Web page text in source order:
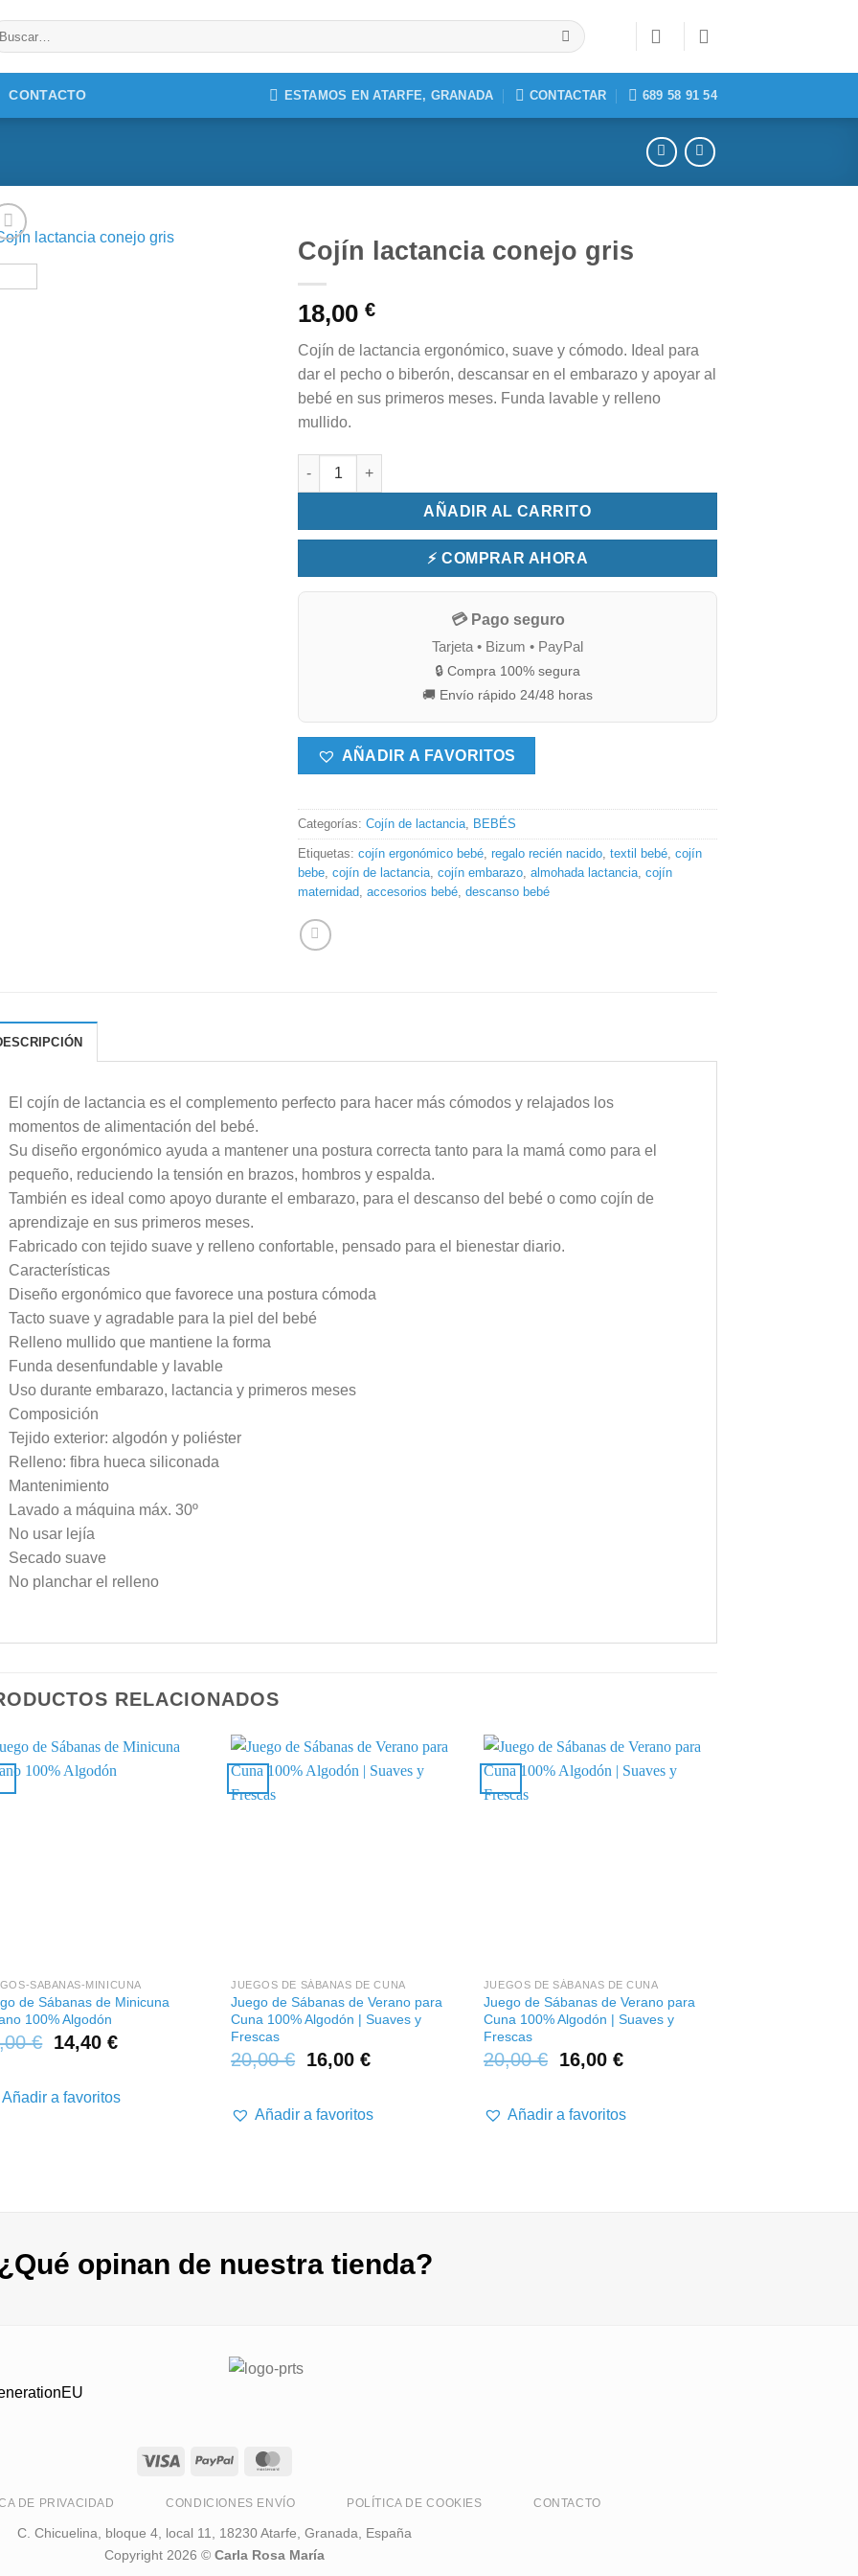
CONTACTO ESTAMOS EN ATARFE, GRANADA CONTACTAR 689 58 91 54
Cojín lactancia conejo gris
18,00€
Cojín de lactancia ergonómico, suave y cómodo. Ideal para
dar el pecho o biberón, descansar en el embarazo y apoyar al
bebé en sus primeros meses. Funda lavable y relleno
mullido.
Cojín lactancia conejo gris cantidad
AÑADIR AL CARRITO
⚡ COMPRAR AHORA
💳 Pago seguro
Tarjeta • Bizum • PayPal
🔒 Compra 100% segura
🚚 Envío rápido 24/48 horas
AÑADIR A FAVORITOS
Categorías:Cojín de lactancia, BEBÉS
Etiquetas:cojín ergonómico bebé,regalo recién nacido,textil bebé,cojín
bebe,cojín de lactancia,cojín embarazo,almohada lactancia,cojín
maternidad,accesorios bebé,descanso bebé
El cojín de lactancia es el complemento perfecto para hacer más cómodos y relajados los
momentos de alimentación del bebé.
Su diseño ergonómico ayuda a mantener una postura correcta tanto para la mamá como para el
pequeño, reduciendo la tensión en brazos, hombros y espalda.
También es ideal como apoyo durante el embarazo, para el descanso del bebé o como cojín de
aprendizaje en sus primeros meses.
Fabricado con tejido suave y relleno confortable, pensado para el bienestar diario.
Características
Diseño ergonómico que favorece una postura cómoda
Tacto suave y agradable para la piel del bebé
Relleno mullido que mantiene la forma
Funda desenfundable y lavable
Uso durante embarazo, lactancia y primeros meses
Composición
Tejido exterior: algodón y poliéster
Relleno: fibra hueca siliconada
Mantenimiento
Lavado a máquina máx. 30º
No usar lejía
Secado suave
No planchar el relleno
RELACIONADOS
SABANAS-MINICUNA
de Sábanas de Minicuna
100% Algodón
€ 14,40€
Añadir a favoritos
JUEGOS DE SÁBANAS DE CUNA
Juego de Sábanas de Verano para
Cuna 100% Algodón | Suaves y
Frescas
20,00€ 16,00€
Añadir a favoritos
JUEGOS DE SÁBANAS DE CUNA
Juego de Sábanas de Verano para
Cuna 100% Algodón | Suaves y
Frescas
20,00€ 16,00 €
Añadir a favoritos
opinan de nuestra tienda?
DE PRIVACIDAD CONDICIONES ENVÍO POLÍTICA DE COOKIES CONTACTO
C. Chicuelina, bloque 4, local 11, 18230 Atarfe, Granada, España
Copyright 2026 © Carla Rosa María